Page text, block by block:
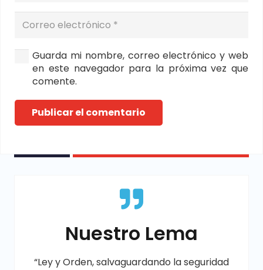
Guarda mi nombre, correo electrónico y web
en este navegador para la próxima vez que
comente.
Publicar el comentario
Nuestro Lema
“Ley y Orden, salvaguardando la seguridad